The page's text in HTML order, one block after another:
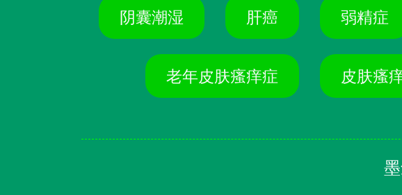
阴囊潮湿 肝癌 弱精症
老年皮肤瘙痒症 皮肤瘙